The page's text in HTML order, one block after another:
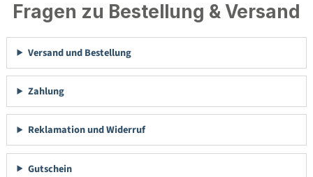
Fragen zu Bestellung & Versand
Versand und Bestellung
Zahlung
Reklamation und Widerruf
Gutschein